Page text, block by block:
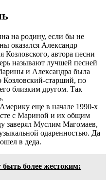
на родину, если бы не
оказался Александр
Козловского, автора песни
называют лучшей песней
и Александра была
Козловский-старший, по
близким другом. Так
еще в начале 1990-х
с Мариной и их общим
заверял Муслим Магомаев,
одаренностью. Да
в деда.
более жестоким: